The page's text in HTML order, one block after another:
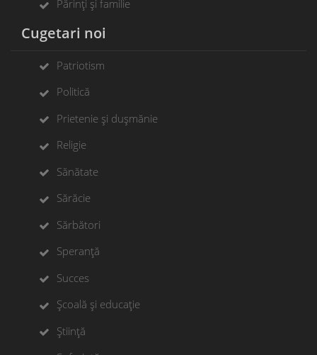
Părinți și familie
Cugetari noi
Patriotism
Politică
Prietenie și dușmănie
Religie
Sănătate
Sărăcie
Sărbători
Speranță
Succes
Școală și educație
Știință